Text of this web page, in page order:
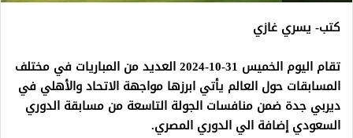
كتب- يسري غازي
تقام اليوم الخميس 31-10-2024 العديد من المباريات في مختلف
المسابقات حول العالم يأتي ابرزها مواجهة الاتحاد والأهلي في
ديربي جدة ضمن منافسات الجولة التاسعة من مسابقة الدوري
السعودي إضافة الي الدوري المصري.